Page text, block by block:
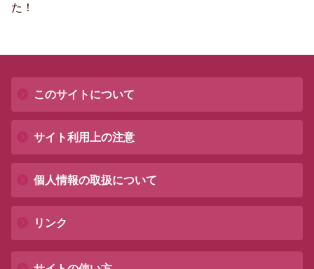
た！
このサイトについて
サイト利用上の注意
個人情報の取扱について
リンク